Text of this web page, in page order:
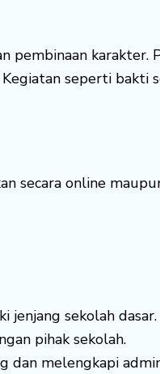
pembinaan
seperti bakti
secara online
jenjang sekolah dasar.
pihak sekolah.
dan melengkapi